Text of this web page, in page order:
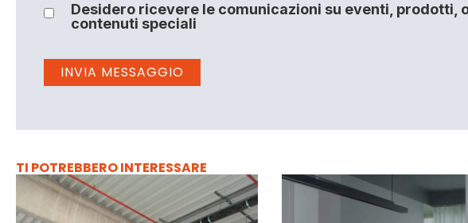
Desidero ricevere le comunicazioni su eventi, prodotti,
contenuti speciali
TI POTREBBERO INTERESSARE